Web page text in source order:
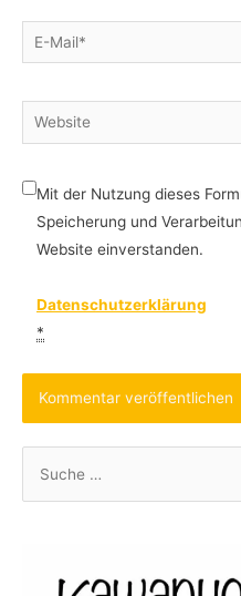
E-
Mail*
Website
Mit der Nutzung dieses
Speicherung und
Website einverstanden.
Datenschutzerklärung
*